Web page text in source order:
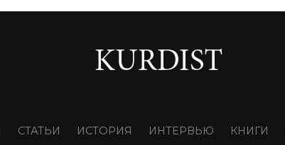
СТАТЬИ ИСТОРИЯ ИНТЕРВЬЮ КНИГИ